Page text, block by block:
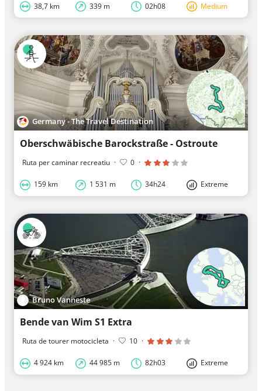
38,7 km 339 m 02h08 Medium
Germany - The Travel Destination
Oberschwäbische Barockstraße - Ostroute
Ruta per caminar recreatiu · 0 ·
159 km 1 531 m 34h24 Extreme
Bruno Vanneste
Bende van Wim S1 Extra
Ruta de tourer motocicleta · 10 ·
4 924 km 44 985 m 82h03 Extreme